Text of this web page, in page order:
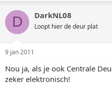
D DarkNL08
Loopt hier de deur plat
9 jan 2011
Nou ja, als je ook Centrale
zeker elektronisch!